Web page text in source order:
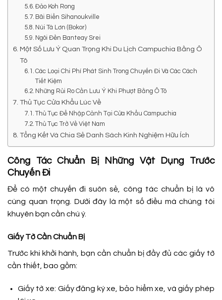
Đảo Koh Rong
Bãi Biển Sihanoukville
Núi Tà Lơn (Bokor)
Ngôi Đền Banteay Srei
Một Số Lưu Ý Quan Trọng Khi Du Lịch Campuchia Bằng Ô
Tô
Các Loại Chi Phí Phát Sinh Trong Chuyến Đi Và Các Cách
Tiết Kiệm
Những Rủi Ro Cần Lưu Ý Khi Phượt Bằng Ô Tô
Thủ Tục Cửa Khẩu Lúc Về
Thủ Tục Để Nhập Cảnh Tại Cửa Khẩu Campuchia
Thủ Tục Trở Về Việt Nam
Tổng Kết Và Chia Sẻ Danh Sách Kinh Nghiệm Hữu Ích
Công Tác Chuẩn Bị Những Vật Dụng Trước
Chuyến Đi
Để có một chuyến đi suôn sẻ, công tác chuẩn bị là vô
cùng quan trọng. Dưới đây là một số điều mà chúng tôi
khuyên bạn cần chú ý.
Giấy Tờ Cần Chuẩn Bị
Trước khi khởi hành, bạn cần chuẩn bị đầy đủ các giấy tờ
cần thiết, bao gồm:
Giấy tờ xe: Giấy đăng ký xe, bảo hiểm xe, và giấy phép